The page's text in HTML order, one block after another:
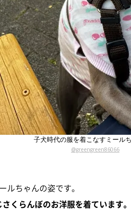
子犬時代の服を着こなすミール
@greengreen86066
ルちゃんの姿です。
くらんぼのお洋服を着ています。